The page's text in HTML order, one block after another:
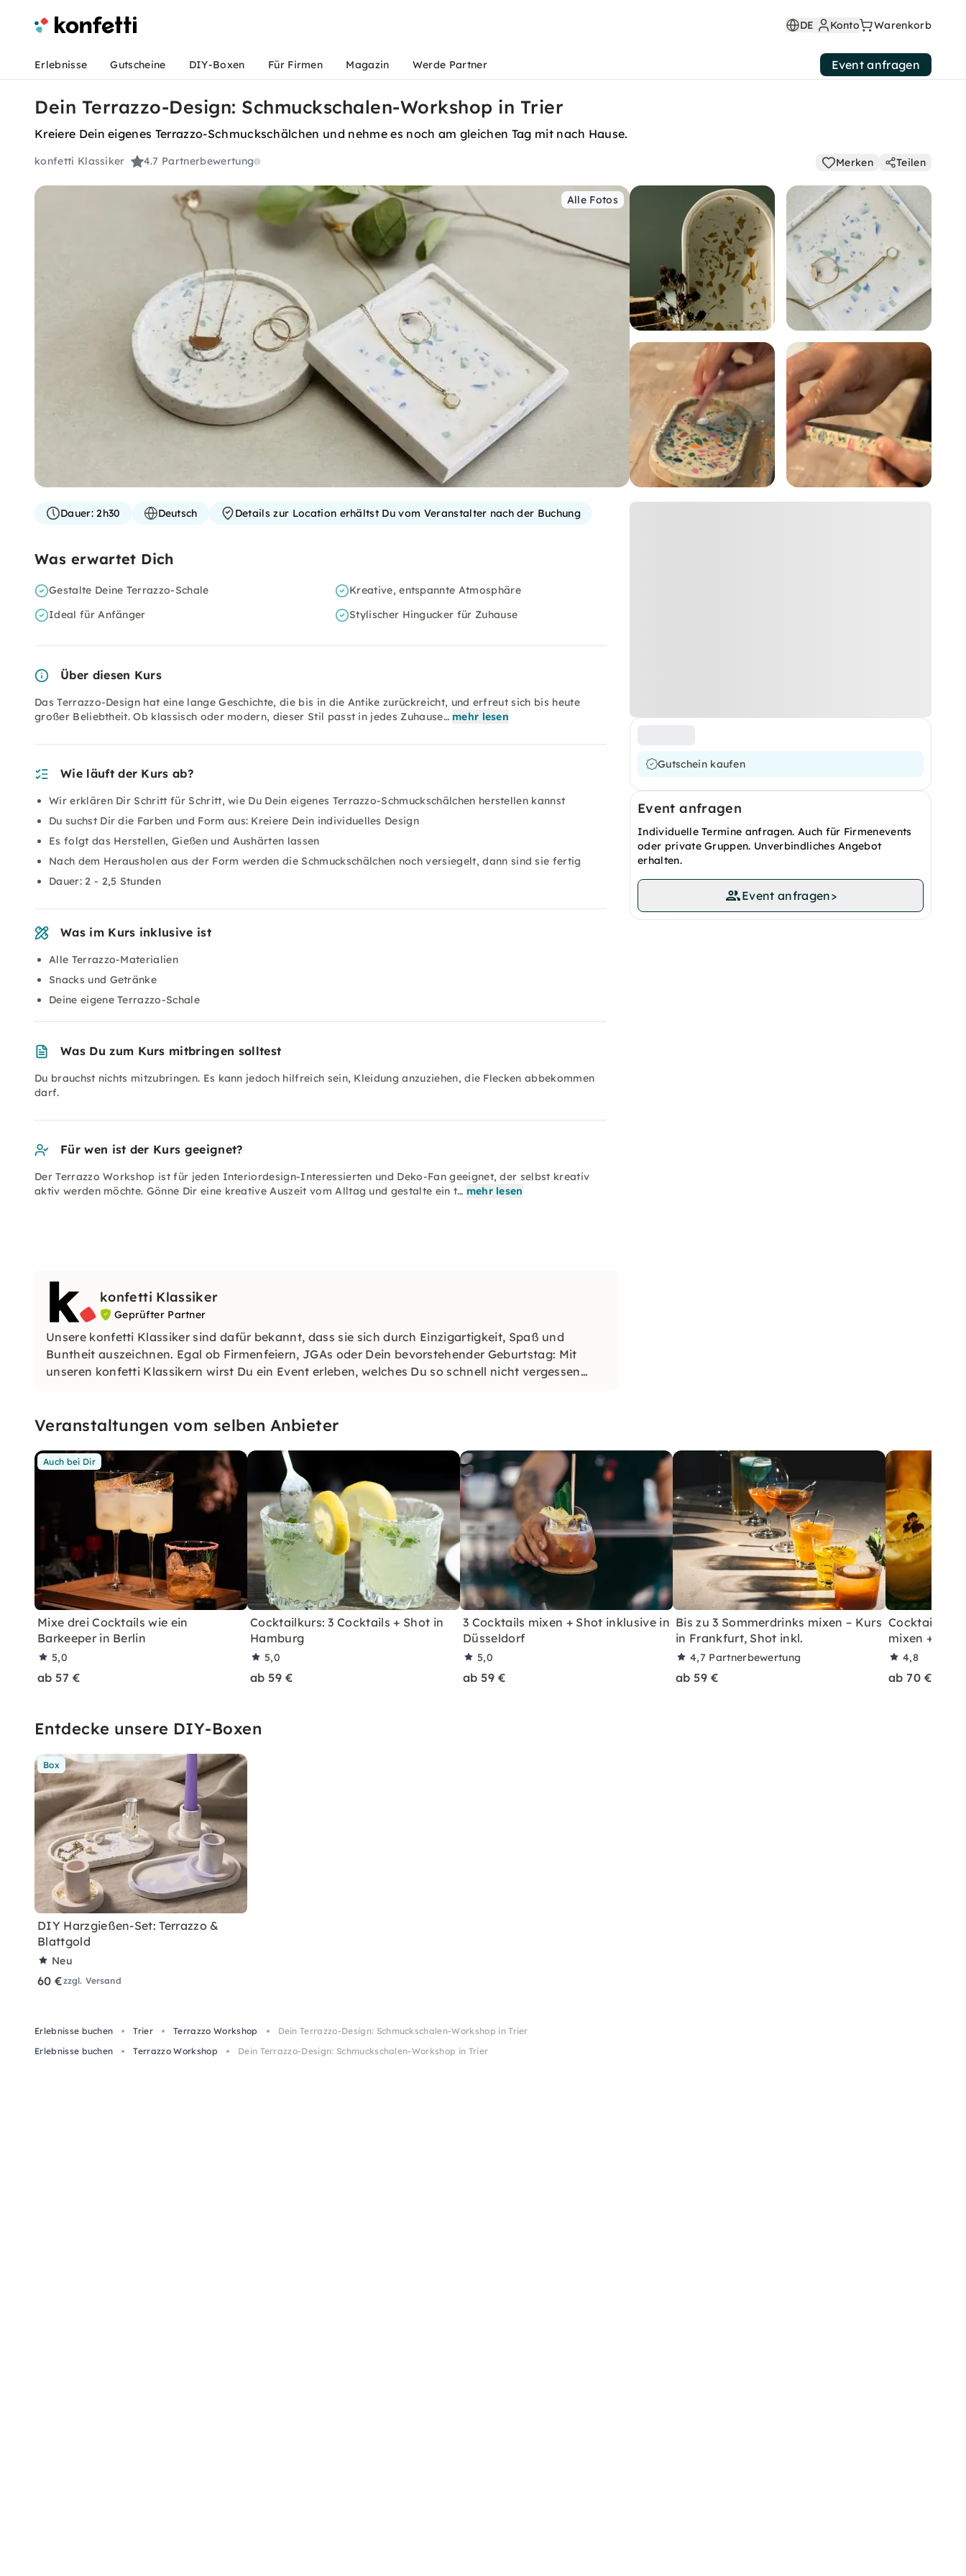
DE Konto Warenkorb
Erlebnisse Gutscheine DIY-Boxen Für Firmen Magazin Werde Partner Event anfragen
Dein Terrazzo-Design: Schmuckschalen-Workshop in Trier
Kreiere Dein eigenes Terrazzo-Schmuckschälchen und nehme es noch am gleichen Tag mit nach Hause.
konfetti Klassiker 4.7 Partnerbewertung Merken Teilen
Alle Fotos
Gutschein kaufen
Event anfragen
Individuelle Termine anfragen. Auch für Firmenevents
oder private Gruppen. Unverbindliches Angebot
erhalten.
Event anfragen>
Dauer:2h30 Deutsch Details zur Location erhältst Du vom Veranstalter nach der Buchung
Was erwartet Dich
Gestalte Deine Terrazzo-Schale
Kreative, entspannte Atmosphäre
Ideal für Anfänger
Stylischer Hingucker für Zuhause
Über diesen Kurs
Das Terrazzo-Design hat eine lange Geschichte, die bis in die Antike zurückreicht, und erfreut sich bis heute
großer Beliebtheit. Ob klassisch oder modern, dieser Stil passt in jedes Zuhause… mehr lesen
Wie läuft der Kurs ab?
Wir erklären Dir Schritt für Schritt, wie Du Dein eigenes Terrazzo-Schmuckschälchen herstellen kannst
Du suchst Dir die Farben und Form aus: Kreiere Dein individuelles Design
Es folgt das Herstellen, Gießen und Aushärten lassen
Nach dem Herausholen aus der Form werden die Schmuckschälchen noch versiegelt, dann sind sie fertig
Dauer: 2 - 2,5 Stunden
Was im Kurs inklusive ist
Alle Terrazzo-Materialien
Snacks und Getränke
Deine eigene Terrazzo-Schale
Was Du zum Kurs mitbringen solltest
Du brauchst nichts mitzubringen. Es kann jedoch hilfreich sein, Kleidung anzuziehen, die Flecken abbekommen
darf.
Für wen ist der Kurs geeignet?
Der Terrazzo Workshop ist für jeden Interiordesign-Interessierten und Deko-Fan geeignet, der selbst kreativ
aktiv werden möchte. Gönne Dir eine kreative Auszeit vom Alltag und gestalte ein t… mehr lesen
konfetti Klassiker
Geprüfter Partner
Unsere konfetti Klassiker sind dafür bekannt, dass sie sich durch Einzigartigkeit, Spaß und
Buntheit auszeichnen. Egal ob Firmenfeiern, JGAs oder Dein bevorstehender Geburtstag: Mit
unseren konfetti Klassikern wirst Du ein Event erleben, welches Du so schnell nicht vergessen
Veranstaltungen vom selben Anbieter
Auch bei Dir
Mixe drei Cocktails wie ein
Barkeeper in Berlin
5,0
ab 57 €
Cocktailkurs: 3 Cocktails + Shot in
Hamburg
5,0
ab 59 €
3 Cocktails mixen + Shot inklusive in
Düsseldorf
5,0
ab 59 €
Bis zu 3 Sommerdrinks mixen – Kurs
in Frankfurt, Shot inkl.
4,7 Partnerbewertung
ab 59 €
Cocktailkurs:
mixen +
4,8
ab 70 €
Entdecke unsere DIY-Boxen
Box
DIY Harzgießen-Set: Terrazzo &
Blattgold
Neu
60 €zzgl. Versand
Erlebnisse buchen Trier Terrazzo Workshop
Dein Terrazzo-Design: Schmuckschalen-Workshop in Trier
Erlebnisse buchen
Terrazzo Workshop Dein Terrazzo-Design: Schmuckschalen-Workshop in Trier